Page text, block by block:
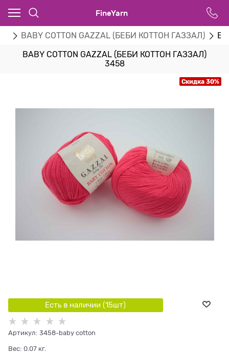
FineYarn
BABY COTTON GAZZAL (БЕБИ КОТТОН ГАЗЗАЛ)
BABY COTTON GAZZAL (БЕБИ КОТТОН ГАЗЗАЛ)
3458
Скидка 30%
Есть в наличии (15шт)
Артикул: 3458-baby cotton
Вес: 0.07 кг.